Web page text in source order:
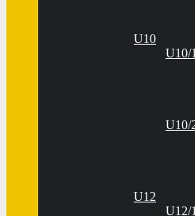
U10
U10/
U10/
U12
U12/